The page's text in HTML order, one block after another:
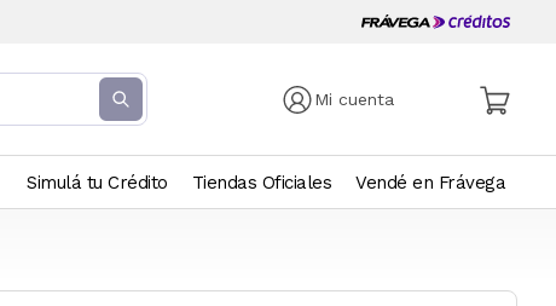
Mi cuenta
Simulá tu Crédito Tiendas Oficiales Vendé en Frávega